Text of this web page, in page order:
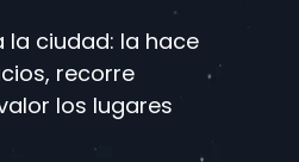
la ciudad: la hace
recorre
los lugares